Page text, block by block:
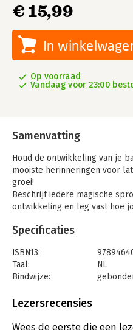
€ 15,99
In
Op voorraad
Vandaag voor 23:00
Samenvatting
Houd de ontwikkeling van je
mooiste herinneringen voor
groei!
Beschrijf iedere magische
ontwikkeling en leg vast hoe
wereld? Wat deed hij? Hoe
Dit dagboek voor baby's
voor de kleine sprongetjes
- Haal het mooiste uit de
ontwikkeling
- Met vragen die je helpen je
- Word zelf de auteur van het
Specificaties
ISBN13:
Taal:
NL
Bindwijze:
Uitgever:
Verschijningsdatum:
18-1-2022
Lezersrecensies
Wees de eerste die een